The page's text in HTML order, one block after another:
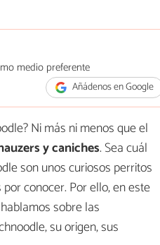
medio preferente
Añádenos en Google
Ni más ni menos que el
y caniches. Sea cuál
son unos curiosos perritos
conocer. Por ello, en este
sobre las
su origen, sus